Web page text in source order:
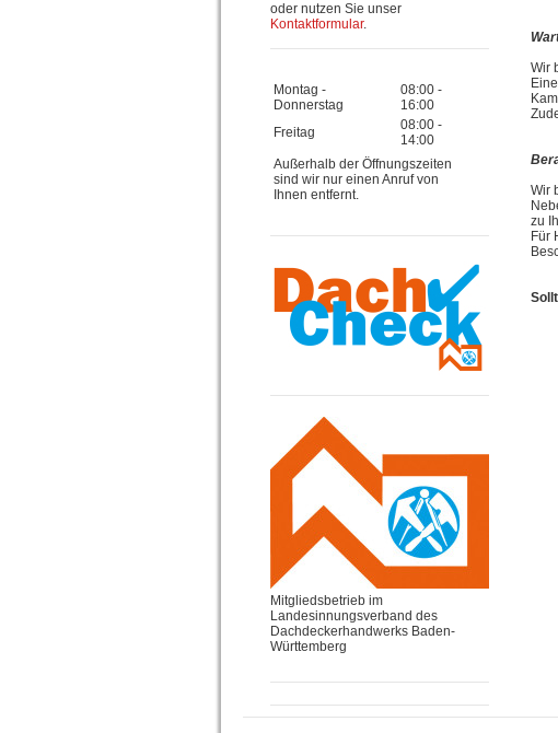
oder nutzen Sie unser
Kontaktformular.
Montag -
Donnerstag
08:00 -
16:00
Freitag
08:00 -
14:00
Außerhalb der Öffnungszeiten
sind wir nur einen Anruf von
Ihnen entfernt.
Mitgliedsbetrieb im
Landesinnungsverband des
Dachdeckerhandwerks Baden-
Württemberg
Wir
Wir
zu
Für